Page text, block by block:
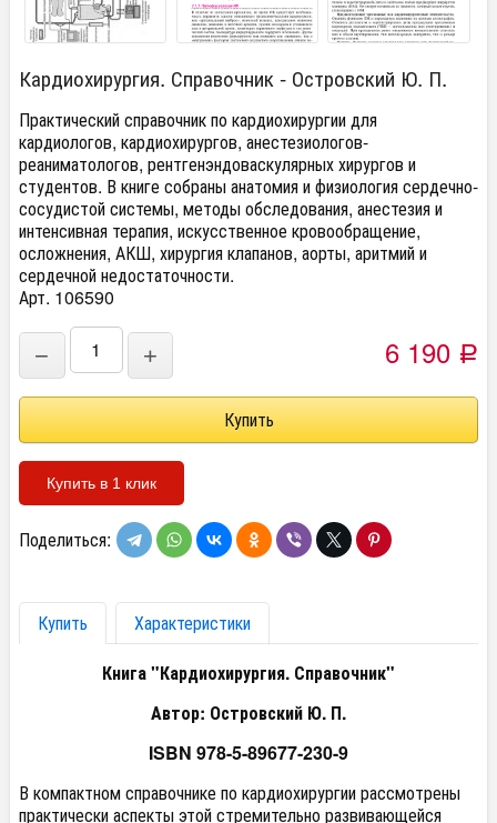
Кардиохирургия. Справочник - Островский Ю. П.
Практический справочник по кардиохирургии для
кардиологов, кардиохирургов, анестезиологов-
реаниматологов, рентгенэндоваскулярных хирургов и
студентов. В книге собраны анатомия и физиология сердечно-
сосудистой системы, методы обследования, анестезия и
интенсивная терапия, искусственное кровообращение,
осложнения, АКШ, хирургия клапанов, аорты, аритмий и
сердечной недостаточности.
Арт. 106590
− + 6 190 Р
Купить в 1 клик
Поделиться:
Купить
Характеристики
Книга "Кардиохирургия. Справочник"
Автор: Островский Ю. П.
ISBN 978-5-89677-230-9
В компактном справочнике по кардиохирургии рассмотрены
практически аспекты этой стремительно развивающейся